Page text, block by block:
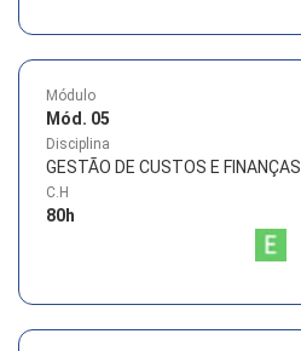
Módulo
Mód. 05
Disciplina
GESTÃO DE CUSTOS E FINANÇAS
C.H
80h